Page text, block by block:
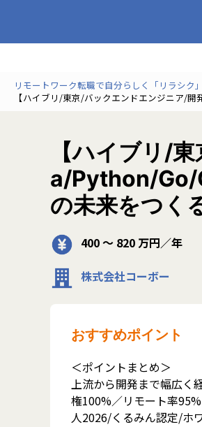
リモートワーク転職で自分らしく「リラシク」
【ハイブリ/東京/バックエンドエンジニア/
【ハイブリ/
a/Python/Go/
の未来をつく
400 〜 820 万円／年
株式会社コーボー
おすすめポイント
＜ポイントまとめ＞
上流から開発まで幅広く
権100%／リモート率
人2026/くるみん認定/ホ